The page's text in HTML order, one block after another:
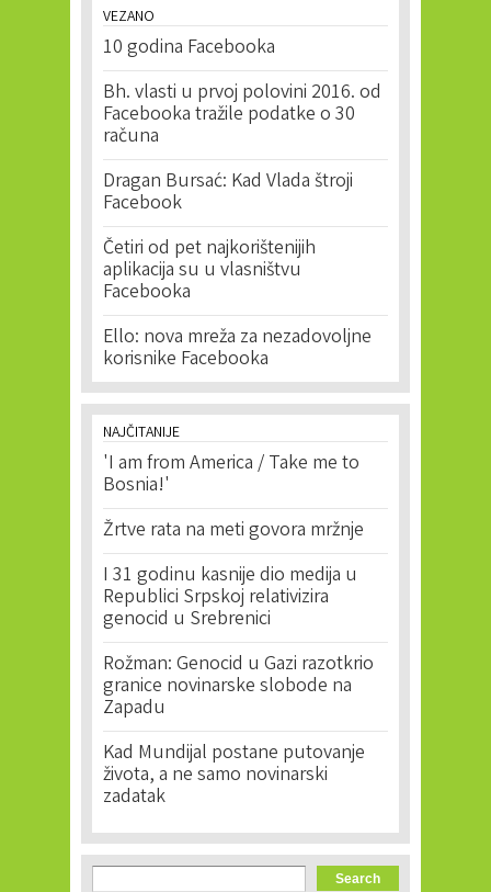
VEZANO
10 godina Facebooka
Bh. vlasti u prvoj polovini 2016. od
Facebooka tražile podatke o 30
računa
Dragan Bursać: Kad Vlada štroji
Facebook
Četiri od pet najkorištenijih
aplikacija su u vlasništvu
Facebooka
Ello: nova mreža za nezadovoljne
korisnike Facebooka
NAJČITANIJE
'I am from America / Take me to
Bosnia!'
Žrtve rata na meti govora mržnje
I 31 godinu kasnije dio medija u
Republici Srpskoj relativizira
genocid u Srebrenici
Rožman: Genocid u Gazi razotkrio
granice novinarske slobode na
Zapadu
Kad Mundijal postane putovanje
života, a ne samo novinarski
zadatak
Search form
Search